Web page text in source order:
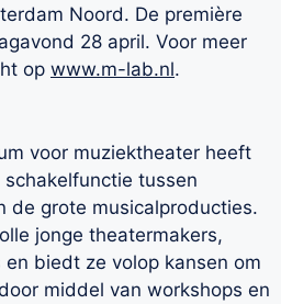
Noord. De première
28 april. Voor meer
op www.m-lab.nl.
voor muziektheater heeft
tussen
de grote musicalproducties.
jonge theatermakers,
biedt ze volop kansen om
middel van workshops en